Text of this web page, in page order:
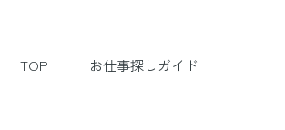
TOP お仕事探しガイド